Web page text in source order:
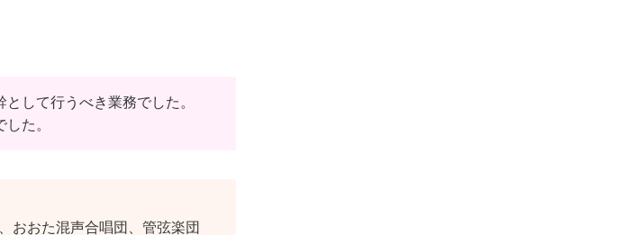
して行うべき業務でした。
た。
おおた混声合唱団、管弦楽団